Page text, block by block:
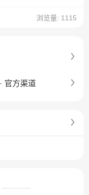
浏览量: 1115
· 官方渠道